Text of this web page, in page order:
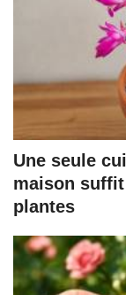
Une seule
maison
plantes